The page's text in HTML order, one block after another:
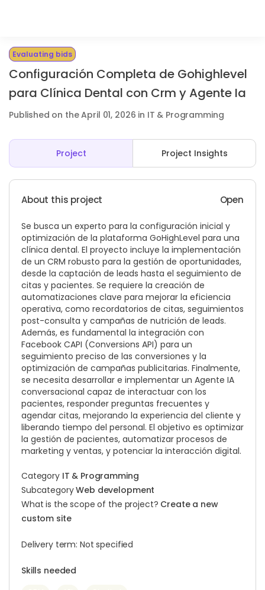
Evaluating bids
Configuración Completa de Gohighlevel
para Clínica Dental con Crm y Agente Ia
Published on the April 01, 2026 in IT & Programming
Project Project Insights
About this project Open
Se busca un experto para la configuración inicial y
optimización de la plataforma GoHighLevel para una
clínica dental. El proyecto incluye la implementación
de un CRM robusto para la gestión de oportunidades,
desde la captación de leads hasta el seguimiento de
citas y pacientes. Se requiere la creación de
automatizaciones clave para mejorar la eficiencia
operativa, como recordatorios de citas, seguimientos
post-consulta y campañas de nutrición de leads.
Además, es fundamental la integración con
Facebook CAPI (Conversions API) para un
seguimiento preciso de las conversiones y la
optimización de campañas publicitarias. Finalmente,
se necesita desarrollar e implementar un Agente IA
conversacional capaz de interactuar con los
pacientes, responder preguntas frecuentes y
agendar citas, mejorando la experiencia del cliente y
liberando tiempo del personal. El objetivo es optimizar
la gestión de pacientes, automatizar procesos de
marketing y ventas, y potenciar la interacción digital.
Category IT & Programming
SubcategoryWeb development
What is the scope of the project? Create a new
custom site
Delivery term: Not specified
Skills needed